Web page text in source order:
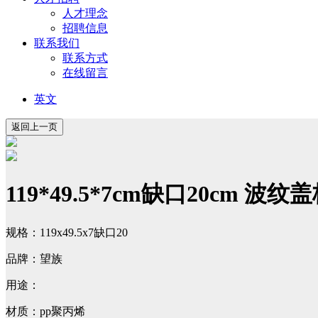
人才理念
招聘信息
联系我们
联系方式
在线留言
英文
119*49.5*7cm缺口20cm 波纹
规格：119x49.5x7缺口20
品牌：望族
用途：
材质：pp聚丙烯